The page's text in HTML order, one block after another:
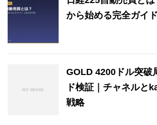
から始める完全ガイ
GOLD 4200ドル突破
ド検証｜チャネルと
戦略